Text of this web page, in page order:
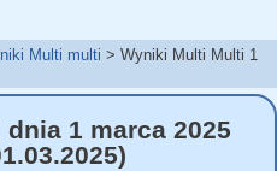
Multi multi
Wyniki Multi Multi 1
1 marca 2025